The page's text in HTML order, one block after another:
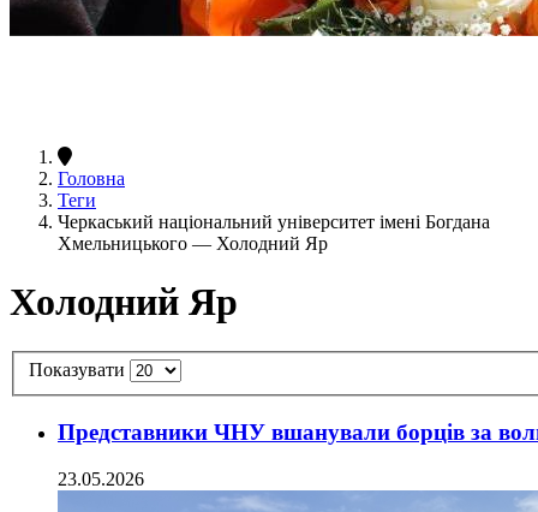
Головна
Теги
Черкаський національний університет імені Богдана
Хмельницького — Холодний Яр
Холодний Яр
Показувати
Представники ЧНУ вшанували борців за
23.05.2026